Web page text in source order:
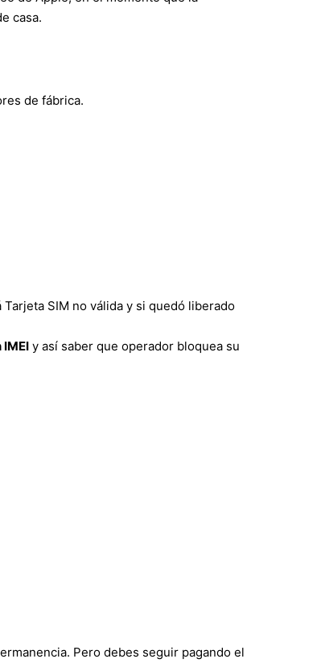
casa.
de fábrica.
SIM no válida y si quedó liberado
IMEI y así saber que operador bloquea su
Pero debes seguir pagando el